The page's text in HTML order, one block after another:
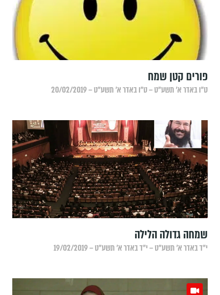
פורים קטן שמח
ט״ו באדר א׳ תשע״ט – ט״ו באדר א׳ תשע״ט – 20/02/2019
שמחה גדולה הלילה
י״ד באדר א׳ תשע״ט – י״ד באדר א׳ תשע״ט – 19/02/2019